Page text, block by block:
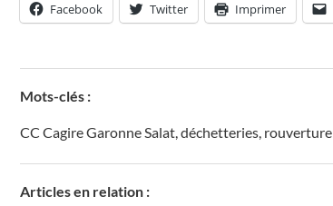
Facebook Twitter Imprimer
Mots-clés :
CC Cagire Garonne Salat,déchetteries, rouverture
Articles en relation :